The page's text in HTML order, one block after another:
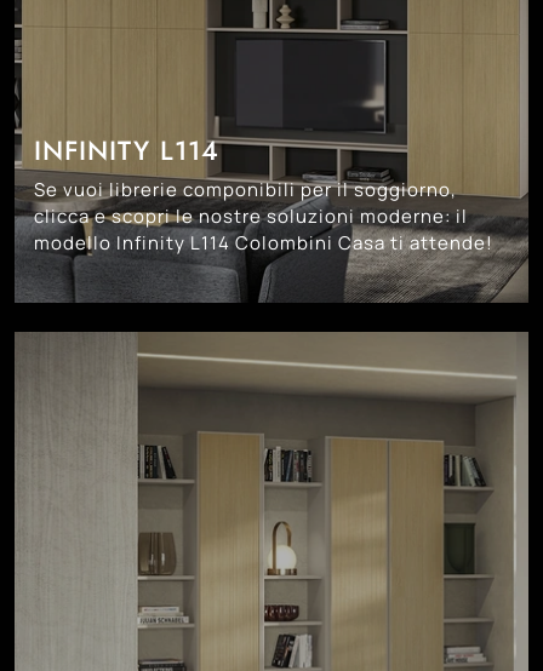
INFINITY L114
Se vuoi librerie componibili per il soggiorno,
clicca e scopri le nostre soluzioni moderne: il
modello Infinity L114 Colombini Casa ti attende!